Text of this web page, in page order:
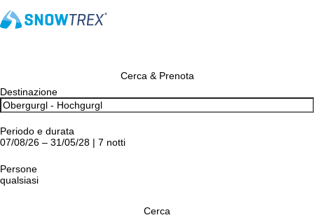
Cerca & Prenota
Destinazione
Periodo e durata
07/08/26 – 31/05/28 | 7 notti
Persone
qualsiasi
Cerca